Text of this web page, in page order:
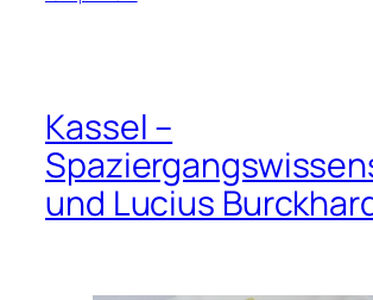
Kassel –
und Lucius